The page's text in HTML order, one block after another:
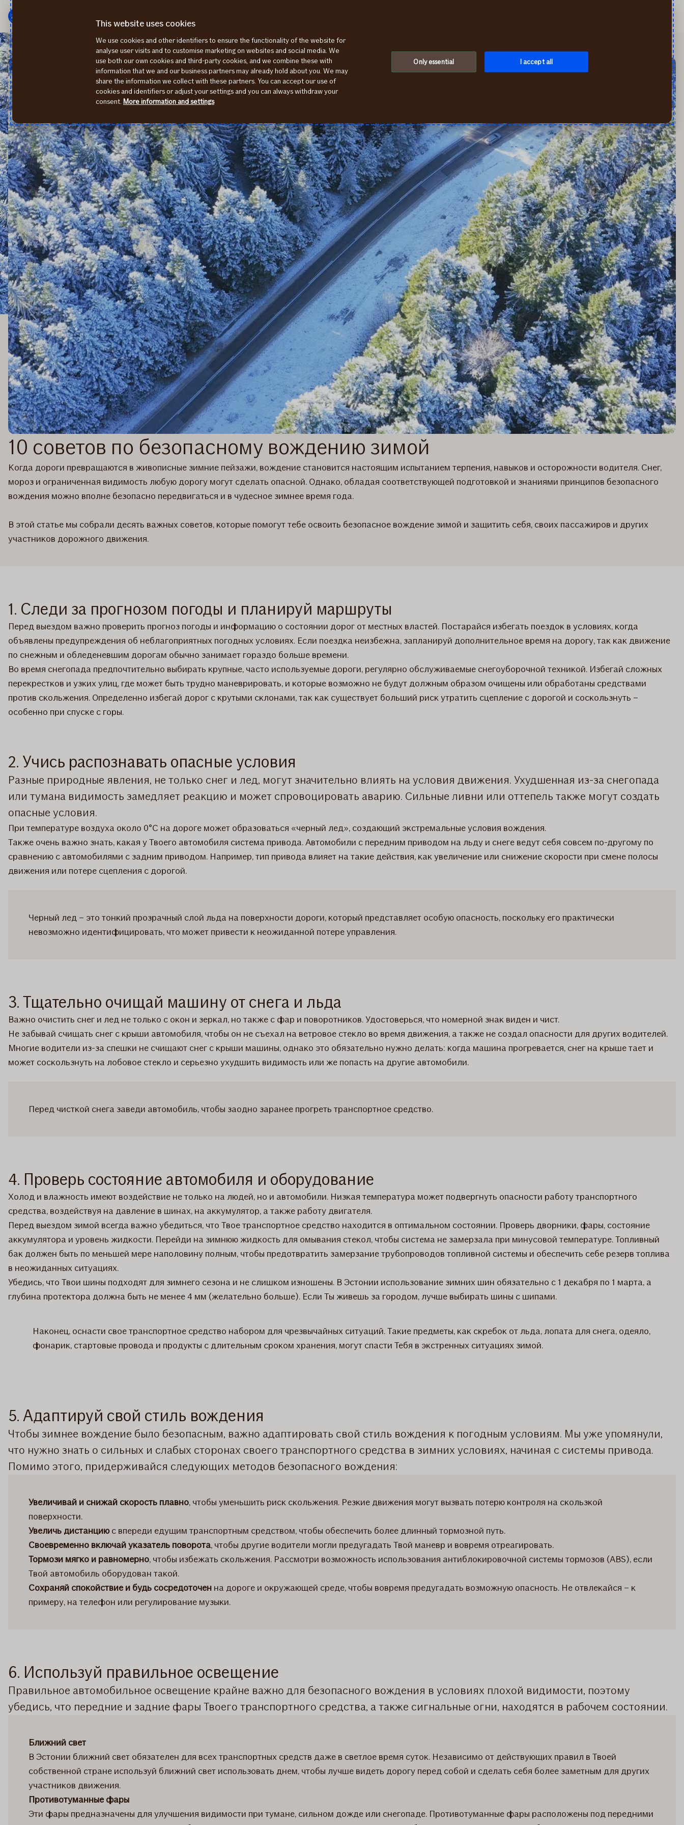
Мену
Перейти
содержанию
10 советов по безопасному вождению зимой
10 советов по безопасному вождению зимой
Когда дороги превращаются в живописные зимние пейзажи, вождение становится настоящим испытанием терпения, навыков и осторожности водителя. Снег,
мороз и ограниченная видимость любую дорогу могут сделать опасной. Однако, обладая соответствующей подготовкой и знаниями принципов безопасного
вождения можно вполне безопасно передвигаться и в чудесное зимнее время года.
В этой статье мы собрали десять важных советов, которые помогут тебе освоить безопасное вождение зимой и защитить себя, своих пассажиров и других
участников дорожного движения.
1. Следи за прогнозом погоды и планируй маршруты
Перед выездом важно проверить прогноз погоды и информацию о состоянии дорог от местных властей. Постарайся избегать поездок в условиях, когда
объявлены предупреждения об неблагоприятных погодных условиях. Если поездка неизбежна, запланируй дополнительное время на дорогу, так как движение
по снежным и обледеневшим дорогам обычно занимает гораздо больше времени.
Во время снегопада предпочтительно выбирать крупные, часто используемые дороги, регулярно обслуживаемые снегоуборочной техникой. Избегай сложных
перекрестков и узких улиц, где может быть трудно маневрировать, и которые возможно не будут должным образом очищены или обработаны средствами
против скольжения. Определенно избегай дорог с крутыми склонами, так как существует больший риск утратить сцепление с дорогой и соскользнуть –
особенно при спуске с горы.
2. Учись распознавать опасные условия
Разные природные явления, не только снег и лед, могут значительно влиять на условия движения. Ухудшенная из-за снегопада
или тумана видимость замедляет реакцию и может спровоцировать аварию. Сильные ливни или оттепель также могут создать
опасные условия.
При температуре воздуха около 0°C на дороге может образоваться «черный лед», создающий экстремальные условия вождения.
Также очень важно знать, какая у Твоего автомобиля система привода. Автомобили с передним приводом на льду и снеге ведут себя совсем по-другому по
сравнению с автомобилями с задним приводом. Например, тип привода влияет на такие действия, как увеличение или снижение скорости при смене полосы
движения или потере сцепления с дорогой.
Черный лед – это тонкий прозрачный слой льда на поверхности дороги, который представляет особую опасность, поскольку его практически
невозможно идентифицировать, что может привести к неожиданной потере управления.
3. Тщательно очищай машину от снега и льда
Важно очистить снег и лед не только с окон и зеркал, но также с фар и поворотников. Удостоверься, что номерной знак виден и чист.
Не забывай счищать снег с крыши автомобиля, чтобы он не съехал на ветровое стекло во время движения, а также не создал опасности для других водителей.
Многие водители из-за спешки не счищают снег с крыши машины, однако это обязательно нужно делать: когда машина прогревается, снег на крыше тает и
может соскользнуть на лобовое стекло и серьезно ухудшить видимость или же попасть на другие автомобили.
Перед чисткой снега заведи автомобиль, чтобы заодно заранее прогреть транспортное средство.
4. Проверь состояние автомобиля и оборудование
Холод и влажность имеют воздействие не только на людей, но и автомобили. Низкая температура может подвергнуть опасности работу транспортного
средства, воздействуя на давление в шинах, на аккумулятор, а также работу двигателя.
Перед выездом зимой всегда важно убедиться, что Твое транспортное средство находится в оптимальном состоянии. Проверь дворники, фары, состояние
аккумулятора и уровень жидкости. Перейди на зимнюю жидкость для омывания стекол, чтобы система не замерзала при минусовой температуре. Топливный
бак должен быть по меньшей мере наполовину полным, чтобы предотвратить замерзание трубопроводов топливной системы и обеспечить себе резерв топлива
в неожиданных ситуациях.
Убедись, что Твои шины подходят для зимнего сезона и не слишком изношены. В Эстонии использование зимних шин обязательно с 1 декабря по 1 марта, а
глубина протектора должна быть не менее 4 мм (желательно больше). Если Ты живешь за городом, лучше выбирать шины с шипами.
Наконец, оснасти свое транспортное средство набором для чрезвычайных ситуаций. Такие предметы, как скребок от льда, лопата для снега, одеяло,
фонарик, стартовые провода и продукты с длительным сроком хранения, могут спасти Тебя в экстренных ситуациях зимой.
5. Адаптируй свой стиль вождения
Чтобы зимнее вождение было безопасным, важно адаптировать свой стиль вождения к погодным условиям. Мы уже упомянули,
что нужно знать о сильных и слабых сторонах своего транспортного средства в зимних условиях, начиная с системы привода.
Помимо этого, придерживайся следующих методов безопасного вождения:
Увеличивай и снижай скорость плавно, чтобы уменьшить риск скольжения. Резкие движения могут вызвать потерю контроля на скользкой
поверхности.
Увеличь дистанциюс впереди едущим транспортным средством, чтобы обеспечить более длинный тормозной путь.
Своевременно включай указатель поворота, чтобы другие водители могли предугадать Твой маневр и вовремя отреагировать.
Тормози мягко и равномерно, чтобы избежать скольжения. Рассмотри возможность использования антиблокировочной системы тормозов (ABS), если
Твой автомобиль оборудован такой.
Сохраняй спокойствие и будь сосредоточен на дороге и окружающей среде, чтобы вовремя предугадать возможную опасность. Не отвлекайся – к
примеру, на телефон или регулирование музыки.
6. Используй правильное освещение
Правильное автомобильное освещение крайне важно для безопасного вождения в условиях плохой видимости, поэтому
убедись, что передние и задние фары Твоего транспортного средства, а также сигнальные огни, находятся в рабочем состоянии.
Ближний свет
В Эстонии ближний свет обязателен для всех транспортных средств даже в светлое время суток. Независимо от действующих правил в Твоей
собственной стране используй ближний свет использовать днем, чтобы лучше видеть дорогу перед собой и сделать себя более заметным для других
участников движения.
Противотуманные фары
Эти фары предназначены для улучшения видимости при тумане, сильном дожде или снегопаде. Противотуманные фары расположены под передними
This website uses cookies
We use cookies and other identifiers to ensure the functionality of the website for
analyse user visits and to customise marketing on websites and social media. We
use both our own cookies and third-party cookies, and we combine these with
information that we and our business partners may already hold about you. We may
share the information we collect with these partners. You can accept our use of
cookies and identifiers or adjust your settings and you can always withdraw your
consent. More information and settings
Only essential I accept all